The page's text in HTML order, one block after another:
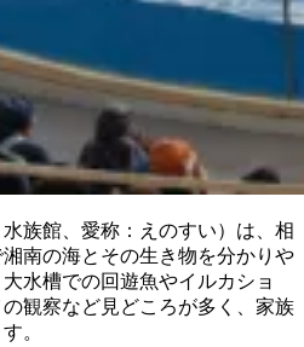
族館、愛称：えのすい）は、相
南の海とその生き物を分かりや
水槽での回遊魚やイルカショ
観察など見どころが多く、家族
。